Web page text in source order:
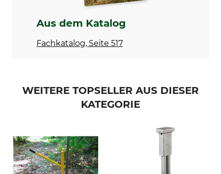
Aus dem Katalog
Fachkatalog, Seite 517
WEITERE TOPSELLER AUS DIESER
KATEGORIE